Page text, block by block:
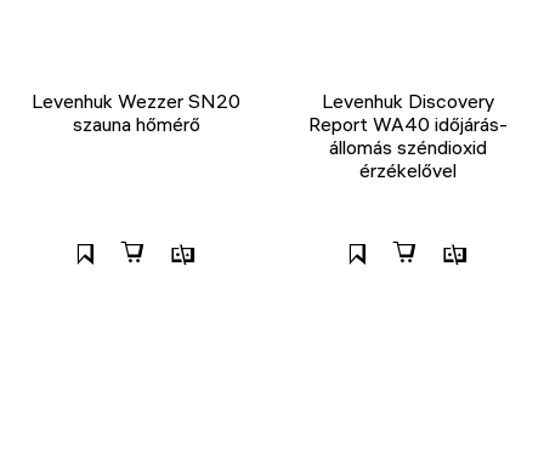
Levenhuk Wezzer SN20
szauna hőmérő
Levenhuk Discovery
Report WA40 időjárás-
állomás széndioxid
érzékelővel